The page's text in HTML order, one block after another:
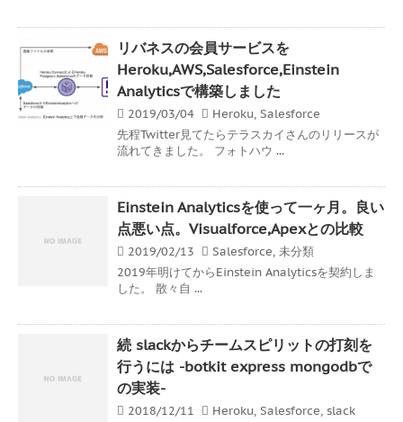
リバネスの会員サービスを
Heroku,AWS,Salesforce,Einstein
Analyticsで構築しました
2019/03/04 Heroku, Salesforce
先程Twitter見てたらテラスカイさんのリリースが
流れてきました。 フォトハウ ...
Einstein Analyticsを使って一ヶ月。良い
点悪い点。Visualforce,Apexとの比較
2019/02/13 Salesforce, 未分類
2019年明けてからEinstein Analyticsを契約しま
した。 散々自 ...
続 slackからチームスピリットの打刻を
行うには -botkit express mongodbで
の実装-
2018/12/11 Heroku, Salesforce, slack